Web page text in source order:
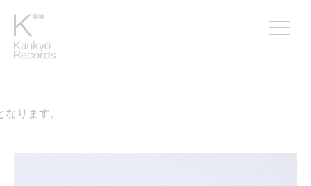
ます。